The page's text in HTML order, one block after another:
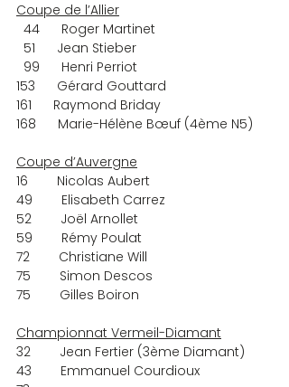
Coupe de l’Allier
  44      Roger Martinet
  51      Jean Stieber
  99      Henri Perriot
153      Gérard Gouttard
161      Raymond Briday
168      Marie-Hélène Bœuf (4ème N5)
Coupe d’Auvergne
16        Nicolas Aubert
49        Elisabeth Carrez
52        Joël Arnollet
59        Rémy Poulat
72        Christiane Will
75        Simon Descos
75        Gilles Boiron
Championnat Vermeil-Diamant
32        Jean Fertier (3ème Diamant)
43        Emmanuel Courdioux